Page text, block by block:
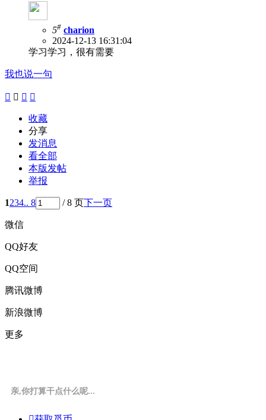
5# charion
2024-12-13 16:31:04
学习学习，很有需要
我也说一句
   
收藏
分享
发消息
看全部
本版发帖
举报
1234.. 8 / 8 页下一页
微信
QQ好友
QQ空间
腾讯微博
新浪微博
更多
亲,你打算干点什么呢...